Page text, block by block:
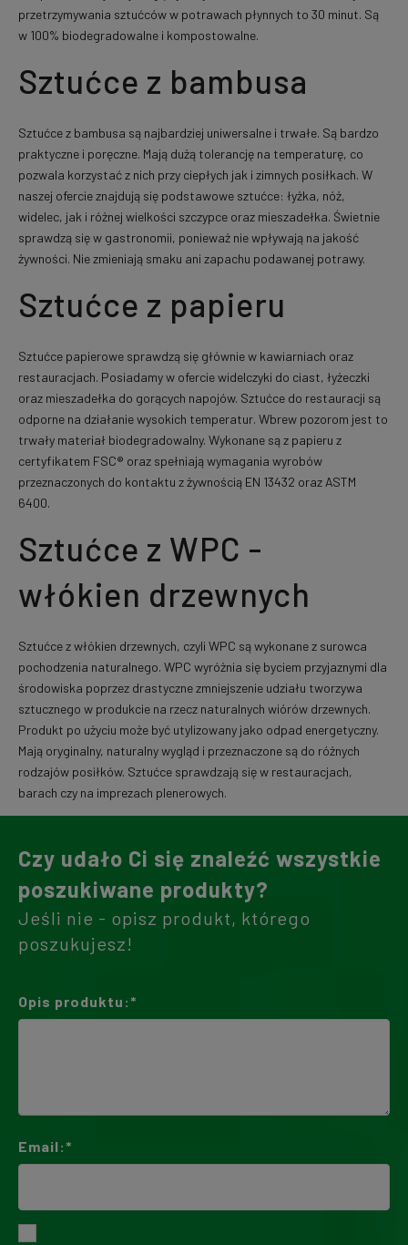
przetrzymywania sztućców w potrawach płynnych to 30 minut. Są
w 100% biodegradowalne i kompostowalne.
Sztućce z bambusa
Sztućce z bambusa są najbardziej uniwersalne i trwałe. Są bardzo
praktyczne i poręczne. Mają dużą tolerancję na temperaturę, co
pozwala korzystać z nich przy ciepłych jak i zimnych posiłkach. W
naszej ofercie znajdują się podstawowe sztućce: łyżka, nóż,
widelec, jak i różnej wielkości szczypce oraz mieszadełka. Świetnie
sprawdzą się w gastronomii, ponieważ nie wpływają na jakość
żywności. Nie zmieniają smaku ani zapachu podawanej potrawy.
Sztućce z papieru
Sztućce papierowe sprawdzą się głównie w kawiarniach oraz
restauracjach. Posiadamy w ofercie widelczyki do ciast, łyżeczki
oraz mieszadełka do gorących napojów. Sztućce do restauracji są
odporne na działanie wysokich temperatur. Wbrew pozorom jest to
trwały materiał biodegradowalny. Wykonane są z papieru z
certyfikatem FSC® oraz spełniają wymagania wyrobów
przeznaczonych do kontaktu z żywnością EN 13432 oraz ASTM
6400.
Sztućce z WPC -
włókien drzewnych
Sztućce z włókien drzewnych, czyli WPC są wykonane z surowca
pochodzenia naturalnego. WPC wyróżnia się byciem przyjaznymi dla
środowiska poprzez drastyczne zmniejszenie udziału tworzywa
sztucznego w produkcie na rzecz naturalnych wiórów drzewnych.
Produkt po użyciu może być utylizowany jako odpad energetyczny.
Mają oryginalny, naturalny wygląd i przeznaczone są do różnych
rodzajów posiłków. Sztućce sprawdzają się w restauracjach,
barach czy na imprezach plenerowych.
Czy udało Ci się znaleźć wszystkie
poszukiwane produkty?
Jeśli nie - opisz produkt, którego
poszukujesz!
Opis produktu:*
Email:*